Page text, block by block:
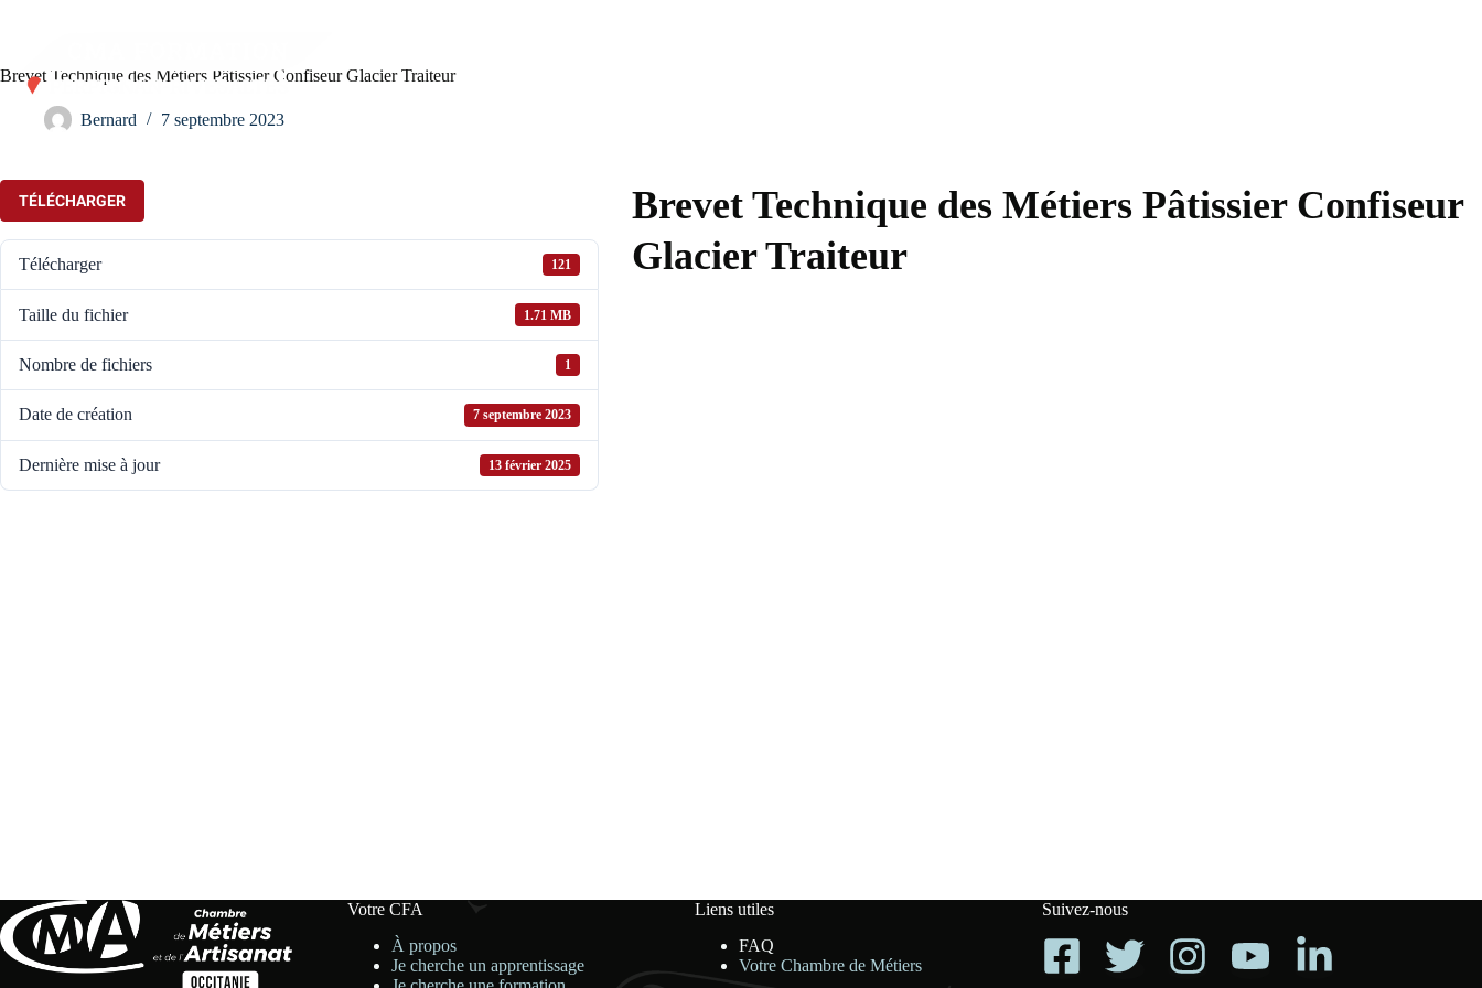
Brevet Technique des Métiers Pâtissier Confiseur Glacier Traiteur
Bernard 7 septembre 2023
TÉLÉCHARGER
Télécharger 121
Taille du fichier 1.71 MB
Nombre de fichiers 1
Date de création 7 septembre 2023
Dernière mise à jour 13 février 2025
Brevet Technique des Métiers Pâtissier Confiseur
Glacier Traiteur
Votre CFA
À propos
Je cherche un apprentissage
Liens utiles
FAQ
Votre Chambre de Métiers
Suivez-nous